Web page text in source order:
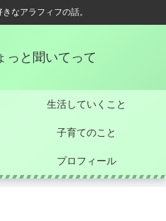
なアラフィフの話。
っと聞いてって
生活していくこと
子育てのこと
プロフィール